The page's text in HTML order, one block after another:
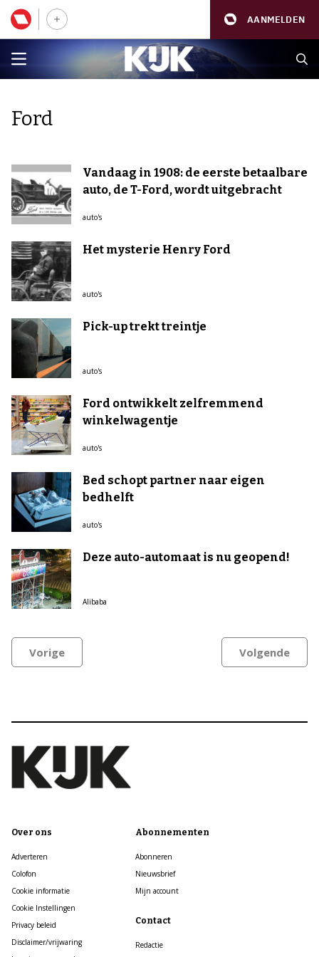
AANMELDEN
Ford
Vandaag in 1908: de eerste betaalbare
auto, de T-Ford, wordt uitgebracht
auto's
Het mysterie Henry Ford
auto's
Pick-up trekt treintje
auto's
Ford ontwikkelt zelfremmend
winkelwagentje
auto's
Bed schopt partner naar eigen
bedhelft
auto's
Deze auto-automaat is nu geopend!
Alibaba
Vorige Volgende
Over ons
Adverteren
Colofon
Cookie informatie
Cookie Instellingen
Privacy beleid
Disclaimer/vrijwaring
Abonnementen
Abonneren
Nieuwsbrief
Mijn account
Contact
Redactie